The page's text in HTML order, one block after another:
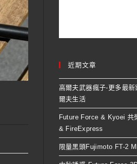
近期文章
高爾夫武器瘋子-更多最
爾夫生活
Future Force & Kyoei
& FireExpress
限量黑頭Fujimoto FT-2